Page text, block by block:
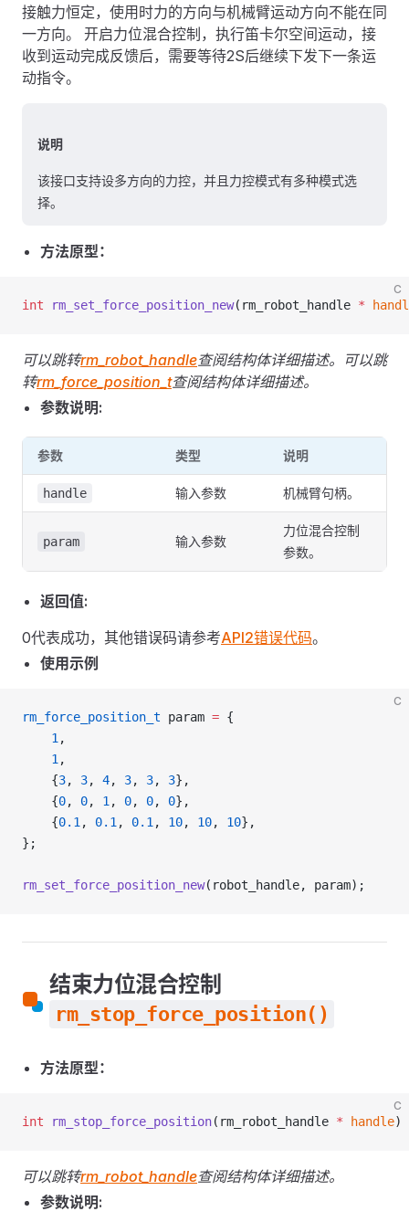
接触力恒定，使用时力的方向与机械臂运动方向不能在同
一方向。 开启力位混合控制，执行笛卡尔空间运动，接
收到运动完成反馈后，需要等待2S后继续下发下一条运
动指令。
说明
该接口支持设多方向的力控，并且力控模式有多种模式选
择。
方法原型：
C
int rm_set_force_position_new(rm_robot_handle *
可以跳转rm_robot_handle查阅结构体详细描述。
可以跳
转rm_force_position_t查阅结构体详细描述。
参数说明:
参数 类型 说明
handle 输入参数 机械臂句柄。
param 输入参数
力位混合控制
参数。
返回值:
0代表成功，其他错误码请参考API2错误代码。
使用示例
C
rm_force_position_t param = {
    1
,
    1
,
    {
3, 3, 4, 3, 3, 3},
    {
0, 0, 1 , 0, 0, 0},
    {
0.1 , 0.1 , 0.1 , 10, 10, 10},
};
rm_set_force_position_new(robot_handle, param);
结束力位混合控制
rm_stop_force_position()
方法原型：
C
int rm_stop_force_position(rm_robot_handle * handle)
可以跳转rm_robot_handle查阅结构体详细描述。
参数说明: